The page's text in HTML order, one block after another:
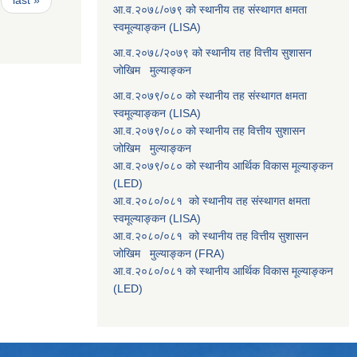
आ.व.२०७८/०७९ को स्थानीय तह संस्थागत क्षमता
स्वमूल्याङ्कन (LISA)
आ.व.२०७८/२०७९ को स्थानीय तह वित्तीय सुशासन
जोखिम मुल्याङ्कन
आ.व.२०७९/०८० को स्थानीय तह संस्थागत क्षमता
स्वमूल्याङ्कन (LISA)
आ.व.२०७९/०८० को स्थानीय तह वित्तीय सुशासन
जोखिम मुल्याङ्कन
आ.व.२०७९/०८० को स्थानीय आर्थिक विकास मूल्याङ्कन
(LED)
आ.व.२०८०/०८१ को स्थानीय तह संस्थागत क्षमता
स्वमूल्याङ्कन (LISA)
आ.व.२०८०/०८१ को स्थानीय तह वित्तीय सुशासन
जोखिम मुल्याङ्कन (FRA)
आ.व.२०८०/०८१ को स्थानीय आर्थिक विकास मूल्याङ्कन
(LED)